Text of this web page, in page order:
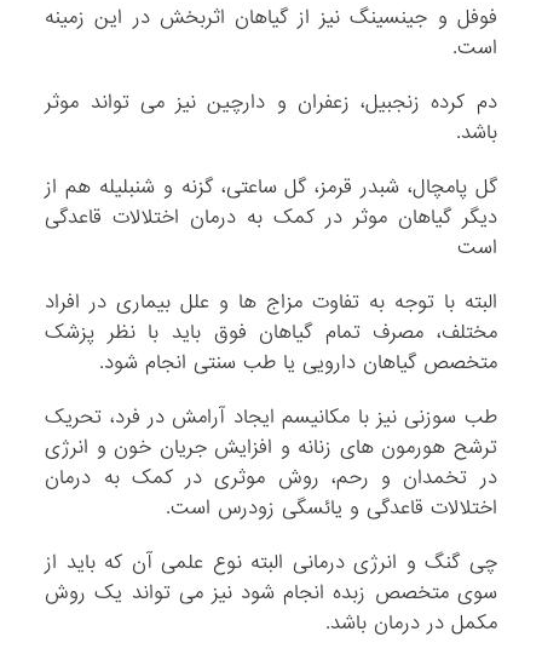
فوفل و جینسینگ نیز از گیاهان اثربخش در این زمینه
است.
دم کرده زنجبیل، زعفران و دارچین نیز می تواند موثر
باشد.
گل پامچال، شبدر قرمز، گل ساعتی، گزنه و شنبلیله هم از
دیگر گیاهان موثر در کمک به درمان اختلالات قاعدگی
است
البته با توجه به تفاوت مزاج ها و علل بیماری در افراد
مختلف، مصرف تمام گیاهان فوق باید با نظر پزشک
متخصص گیاهان دارویی یا طب سنتی انجام شود.
طب سوزنی نیز با مکانیسم ایجاد آرامش در فرد، تحریک
ترشح هورمون های زنانه و افزایش جریان خون و انرژی
در تخمدان و رحم، روش موثری در کمک به درمان
اختلالات قاعدگی و یائسگی زودرس است.
چی گنگ و انرژی درمانی البته نوع علمی آن که باید از
سوی متخصص زبده انجام شود نیز می تواند یک روش
مکمل در درمان باشد.